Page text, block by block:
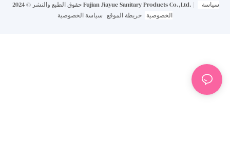
حقوق الطبع والنشر © 2024 Fujian Jiayue Sanitary Products Co.,Ltd. |
الخصوصية
خريطة الموقع سياسة الخصوصية